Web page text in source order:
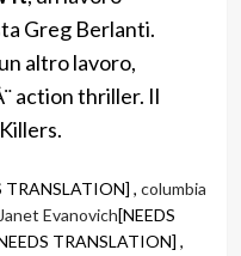
Greg Berlanti.
altro lavoro,
action thriller. Il
TRANSLATION] , columbia
Evanovich[NEEDS
TRANSLATION] ,